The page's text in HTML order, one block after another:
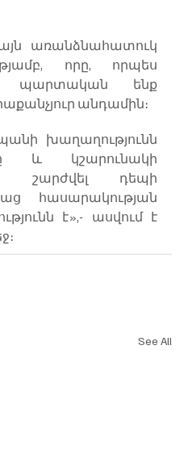
առանձնահատուկ
որը, որպես
պարտական ​​ենք
անդամին։
խաղաղությունն
և կշարունակի
շարժվել դեպի
հասարակության
է»,- ասվում է
See All